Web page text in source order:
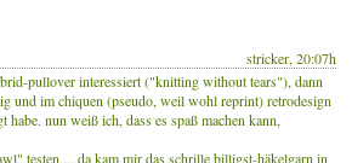
stricker, 20:07h
pullover interessiert ("knitting without tears"), dann
und im chiquen (pseudo, weil wohl reprint) retrodesign
nun weiß ich, dass es spaß machen kann,
testen ... da kam mir das schrille billigst-häkelgarn in